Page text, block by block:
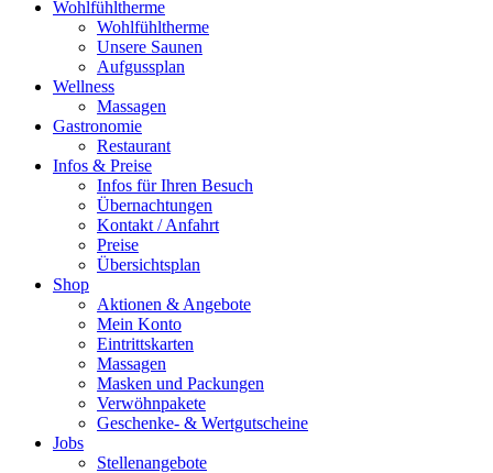
Wohlfühltherme
Wohlfühltherme
Unsere Saunen
Aufgussplan
Wellness
Massagen
Gastronomie
Restaurant
Infos & Preise
Infos für Ihren Besuch
Übernachtungen
Kontakt / Anfahrt
Preise
Übersichtsplan
Shop
Aktionen & Angebote
Mein Konto
Eintrittskarten
Massagen
Masken und Packungen
Verwöhnpakete
Geschenke- & Wertgutscheine
Jobs
Stellenangebote